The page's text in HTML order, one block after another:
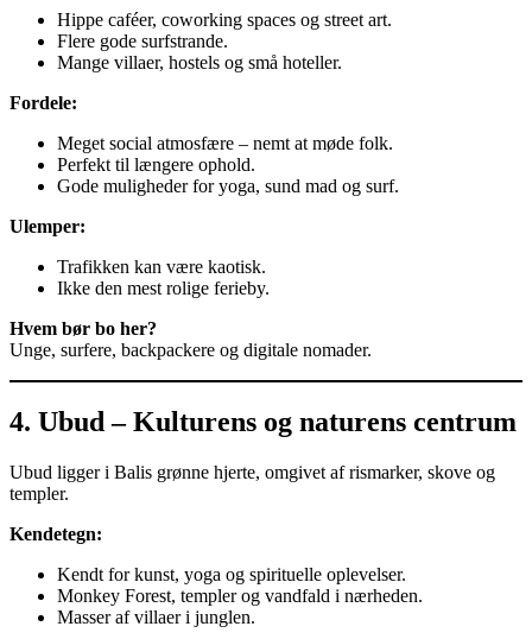
Hippe caféer, coworking spaces og street art.
Flere gode surfstrande.
Mange villaer, hostels og små hoteller.
Fordele:
Meget social atmosfære – nemt at møde folk.
Perfekt til længere ophold.
Gode muligheder for yoga, sund mad og surf.
Ulemper:
Trafikken kan være kaotisk.
Ikke den mest rolige ferieby.
Hvem bør bo her?
Unge, surfere, backpackere og digitale nomader.
4. Ubud – Kulturens og naturens centrum
Ubud ligger i Balis grønne hjerte, omgivet af rismarker, skove og
templer.
Kendetegn:
Kendt for kunst, yoga og spirituelle oplevelser.
Monkey Forest, templer og vandfald i nærheden.
Masser af villaer i junglen.